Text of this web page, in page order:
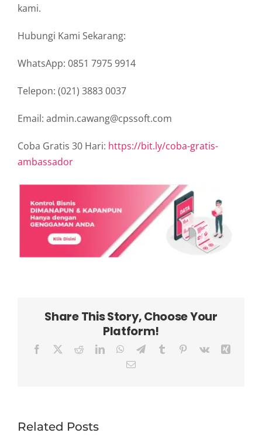
kami.
Hubungi Kami Sekarang:
WhatsApp: 0851 7975 9914
Telepon: (021) 3883 0037
Email: admin.cawang@cpssoft.com
Coba Gratis 30 Hari: https://bit.ly/coba-gratis-
ambassador
Share This Story, Choose Your
Platform!
Facebook RedditLinkedInWhatsApp
TelegramTumblr Pinterest
Vk
Email
Related Posts